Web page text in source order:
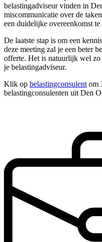
belastingadviseur vinden in
miscommunicatie over de
een duidelijke overeenkomst te
De laatste stap is om een
deze meeting zal je een beter
offerte. Het is natuurlijk wel
je belastingadviseur.
Klik op belastingconsulent om
belastingconsulenten uit Den